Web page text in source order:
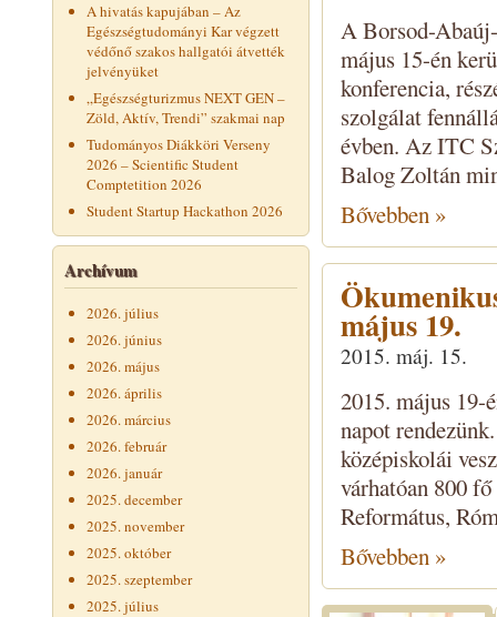
A hivatás kapujában – Az
Egészségtudományi Kar végzett
védőnő szakos hallgatói átvették
jelvényüket
„Egészségturizmus NEXT GEN –
Zöld, Aktív, Trendi” szakmai nap
Tudományos Diákköri Verseny
2026 – Scientific Student
Comptetition 2026
Student Startup Hackathon 2026
Archívum
2026. július
2026. június
2026. május
2026. április
2026. március
2026. február
2026. január
2025. december
2025. november
2025. október
2025. szeptember
2025. július
A Borsod-
május 15-én
konferencia,
szolgálat
évben. Az ITC
Balog Zoltán
Bővebben »
május 19.
2015. máj. 15.
2015. május
napot
középiskolái
várhatóan 800
Református,
Bővebben »